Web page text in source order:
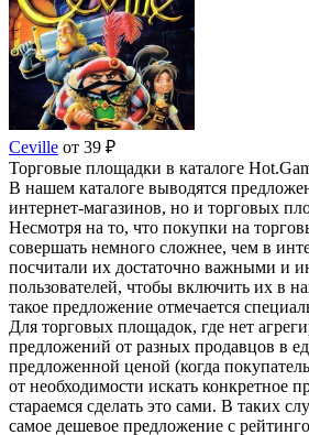
Ceville от 39 ₽
Торговые площадки в каталоге
В нашем каталоге выводятся
интернет-магазинов, но и торговых
Несмотря на то, что покупки на
совершать немного сложнее, чем в
посчитали их достаточно важными и
пользователей, чтобы включить их в
такое предложение отмечается
Для торговых площадок, где нет
предложений от разных продавцов в
предложенной ценой (когда
от необходимости искать конкретное
стараемся сделать это сами. В таких
самое дешевое предложение с